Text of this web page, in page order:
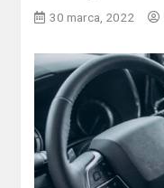
30 marca, 2022